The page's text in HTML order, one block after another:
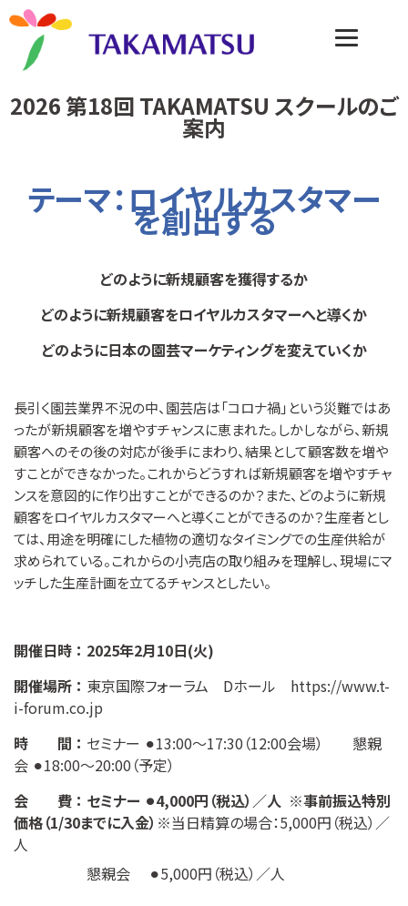
2026 第18回 TAKAMATSU スクールのご
案内
テーマ：ロイヤルカスタマー
を創出する
どのように新規顧客を獲得するか
どのように新規顧客をロイヤルカスタマーへと導くか
どのように日本の園芸マーケティングを変えていくか
長引く園芸業界不況の中、園芸店は「コロナ禍」という災難ではあ
ったが新規顧客を増やすチャンスに恵まれた。しかしながら、新規
顧客へのその後の対応が後手にまわり、結果として顧客数を増や
すことができなかった。これからどうすれば新規顧客を増やすチャ
ンスを意図的に作り出すことができるのか？また、どのように新規
顧客をロイヤルカスタマーへと導くことができるのか？生産者とし
ては、用途を明確にした植物の適切なタイミングでの生産供給が
求められている。これからの小売店の取り組みを理解し、現場にマ
ッチした生産計画を立てるチャンスとしたい。
開催日時 ： 2025年2月10日(火)
開催場所 ： 東京国際フォーラム Dホール https://www.t-
i-forum.co.jp
時 間 ： セミナー ⚫︎13:00〜17:30（12:00会場） 懇親
会 ⚫︎18:00〜20:00（予定）
会 費 ： セミナー ⚫︎4,000円（税込）／人 ※事前振込特別
価格（1/30までに入金） ※当日精算の場合：5,000円（税込）／
人
懇親会 ⚫︎5,000円（税込）／人